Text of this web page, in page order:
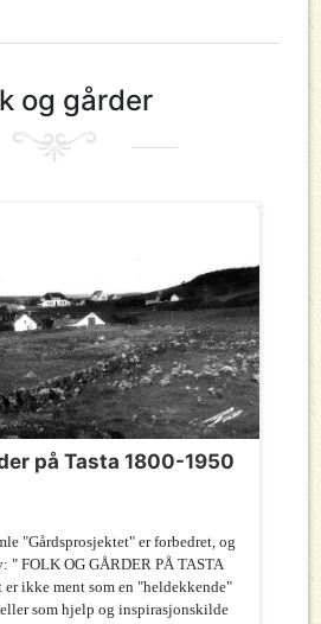
og gårder
på Tasta 1800-1950
"Gårdsprosjektet" er forbedret, og
" FOLK OG GÅRDER PÅ TASTA
er ikke ment som en "heldekkende"
som hjelp og inspirasjonskilde